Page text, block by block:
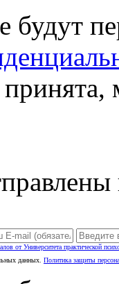
будут
от Университета практической
данных. Политика защиты